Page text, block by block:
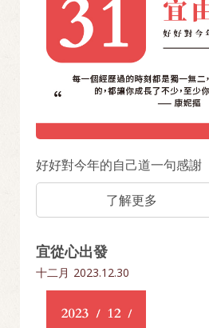
好好對今年的自己道一句感謝
了解更多
宜從心出發
十二月 2023.12.30